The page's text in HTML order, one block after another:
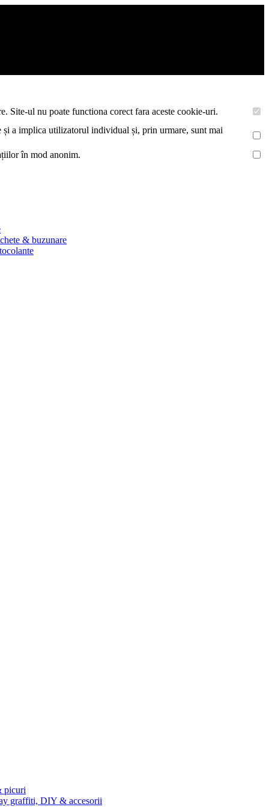
Site-ul nu poate functiona corect fara aceste cookie-uri.
și a implica utilizatorul individual și, prin urmare, sunt mai
în mod anonim.
& buzunare
picuri
graffiti, DIY & accesorii